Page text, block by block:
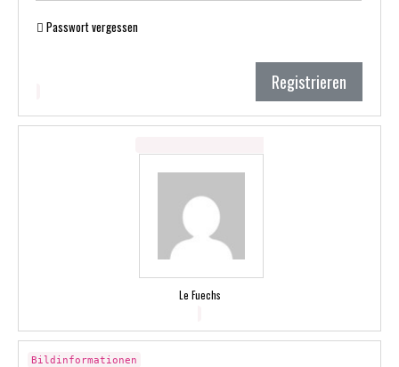
Passwort vergessen
Registrieren
Le Fuechs
Bildinformationen